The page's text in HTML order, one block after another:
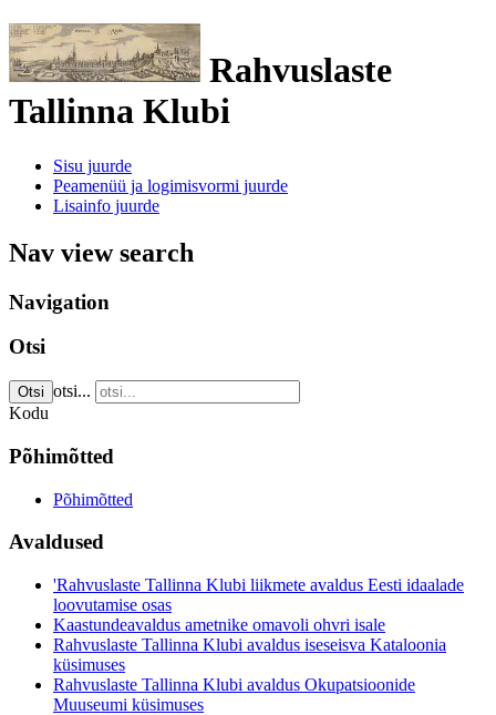
Rahvuslaste
Tallinna Klubi
Sisu juurde
Peamenüü ja logimisvormi juurde
Lisainfo juurde
Nav view search
Navigation
Otsi
Otsi otsi...
Kodu
Põhimõtted
Põhimõtted
Avaldused
'Rahvuslaste Tallinna Klubi liikmete avaldus Eesti idaalade
loovutamise osas
Kaastundeavaldus ametnike omavoli ohvri isale
Rahvuslaste Tallinna Klubi avaldus iseseisva Kataloonia
küsimuses
Rahvuslaste Tallinna Klubi avaldus Okupatsioonide
Muuseumi küsimuses